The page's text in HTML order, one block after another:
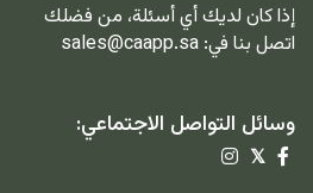
إذا كان لديك أي أسئلة، من فضلك
اتصل بنا في: sales@caapp.sa
وسائل التواصل الاجتماعي:
𝕏